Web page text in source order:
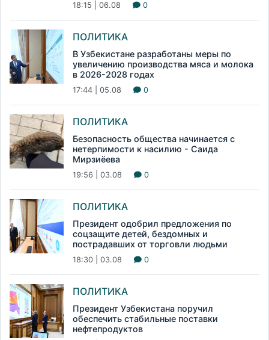
18:15 | 06.08 0
ПОЛИТИКА
В Узбекистане разработаны меры по
увеличению производства мяса и молока
в 2026-2028 годах
17:44 | 05.08 0
ПОЛИТИКА
Безопасность общества начинается с
нетерпимости к насилию - Саида
Мирзиёева
19:56 | 03.08 0
ПОЛИТИКА
Президент одобрил предложения по
соцзащите детей, бездомных и
пострадавших от торговли людьми
18:30 | 03.08 0
ПОЛИТИКА
Президент Узбекистана поручил
обеспечить стабильные поставки
нефтепродуктов